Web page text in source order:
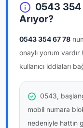
0543 354
Arıyor?
0543 354 67 78
onaylı yorum vardır
kullanıcı iddiaları
0543,
mobil numara
nedeniyle hattın